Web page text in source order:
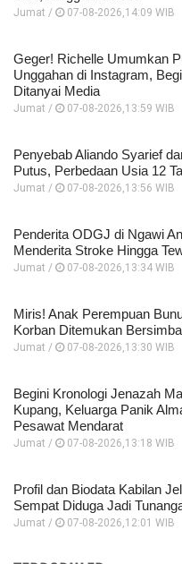
Jumat / 07-08-2026,14:09 WIB
Geger! Richelle Umumkan
Unggahan di Instagram,
Ditanyai Media
Jumat / 07-08-2026,13:59 WIB
Penyebab Aliando Syarief
Putus, Perbedaan Usia 12
Jumat / 07-08-2026,13:56 WIB
Penderita ODGJ di Ngawi
Menderita Stroke Hingga
Jumat / 07-08-2026,13:34 WIB
Miris! Anak Perempuan
Korban Ditemukan
Jumat / 07-08-2026,13:30 WIB
Begini Kronologi Jenazah
Kupang, Keluarga Panik
Pesawat Mendarat
Jumat / 07-08-2026,13:18 WIB
Profil dan Biodata Kabilan
Sempat Diduga Jadi
Jumat / 07-08-2026,12:01 WIB